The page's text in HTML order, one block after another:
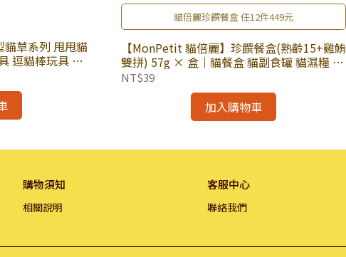
貓草系列 甩甩貓
逗貓棒玩具 貓
列
貓倍麗珍饌餐盒 任12件449元
【MonPetit 貓倍麗】珍饌餐盒(熟齡15+雞鮪
雙拼) 57g × 盒｜貓餐盒 貓副食罐 貓濕糧 貓
罐頭
NT$39
加入購物車
購物須知
相關說明
客服中心
聯絡我們